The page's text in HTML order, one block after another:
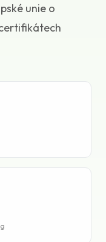
unie o